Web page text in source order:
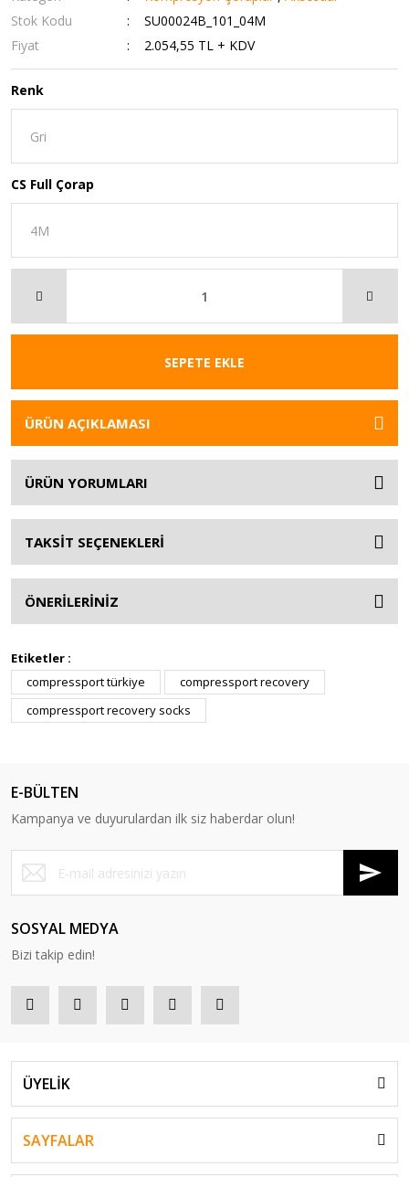
Stok Kodu
SU00024B_101_04M
Fiyat
2.054,55 TL + KDV
Renk
CS Full Çorap
SEPETE EKLE
ÜRÜN AÇIKLAMASI
ÜRÜN YORUMLARI
TAKSİT SEÇENEKLERİ
ÖNERİLERİNİZ
Etiketler :
compressport türkiye
compressport recovery
compressport recovery socks
E-BÜLTEN
Kampanya ve duyurulardan ilk siz haberdar olun!
SOSYAL MEDYA
Bizi takip edin!
ÜYELİK
SAYFALAR